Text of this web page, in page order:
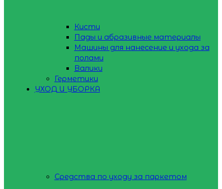
Кисти
Пады и абразивные материалы
Машины для нанесение и ухода за
полами
Валики
Герметики
УХОД И УБОРКА
Средства по уходу за паркетом